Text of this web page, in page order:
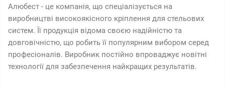
Алюбест - це компанія, що спеціалізується на
виробництві високоякісного кріплення для стельових
систем. Її продукція відома своєю надійністю та
довговічністю, що робить її популярним вибором серед
професіоналів. Виробник постійно впроваджує новітні
технології для забезпечення найкращих результатів.